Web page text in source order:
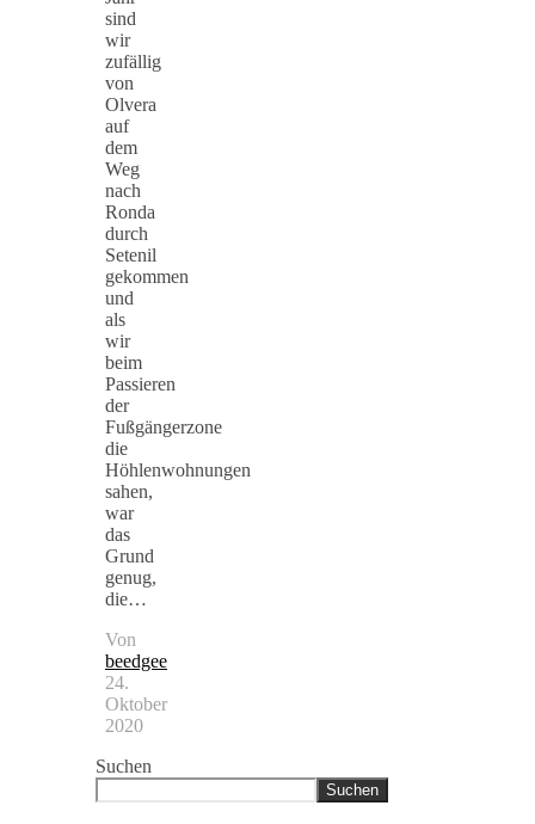
sind
wir
zufällig
von
Olvera
auf
dem
Weg
nach
Ronda
durch
Setenil
gekommen
und
als
wir
beim
Passieren
der
Fußgängerzone
die
Höhlenwohnungen
sahen,
war
das
Grund
genug,
die…
Von
beedgee
24.
Oktober
2020
Suchen
Suchen